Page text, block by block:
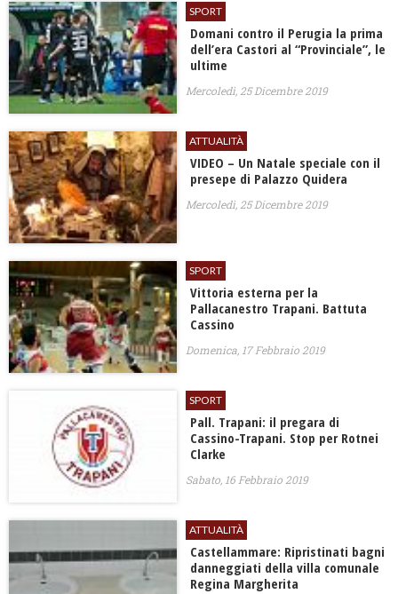
SPORT
Domani contro il Perugia la prima
dell’era Castori al “Provinciale”, le
ultime
Mercoledì, 25 Dicembre 2019
ATTUALITÀ
VIDEO – Un Natale speciale con il
presepe di Palazzo Quidera
Mercoledì, 25 Dicembre 2019
SPORT
Vittoria esterna per la
Pallacanestro Trapani. Battuta
Cassino
Domenica, 17 Febbraio 2019
SPORT
Pall. Trapani: il pregara di
Cassino-Trapani. Stop per Rotnei
Clarke
Sabato, 16 Febbraio 2019
ATTUALITÀ
Castellammare: Ripristinati bagni
danneggiati della villa comunale
Regina Margherita